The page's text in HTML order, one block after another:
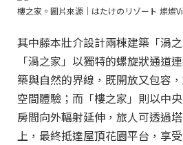
樓之家。圖片來源｜はたけのリゾート 燦燦
其中藤本壯介設計兩棟建築「渦
「渦之家」以獨特的螺旋狀通道
築與自然的界線，既開放又包容
空間體驗；而「樓之家」則以中
房間向外輻射延伸，旅人可透過
上，最終抵達屋頂花園平台，享